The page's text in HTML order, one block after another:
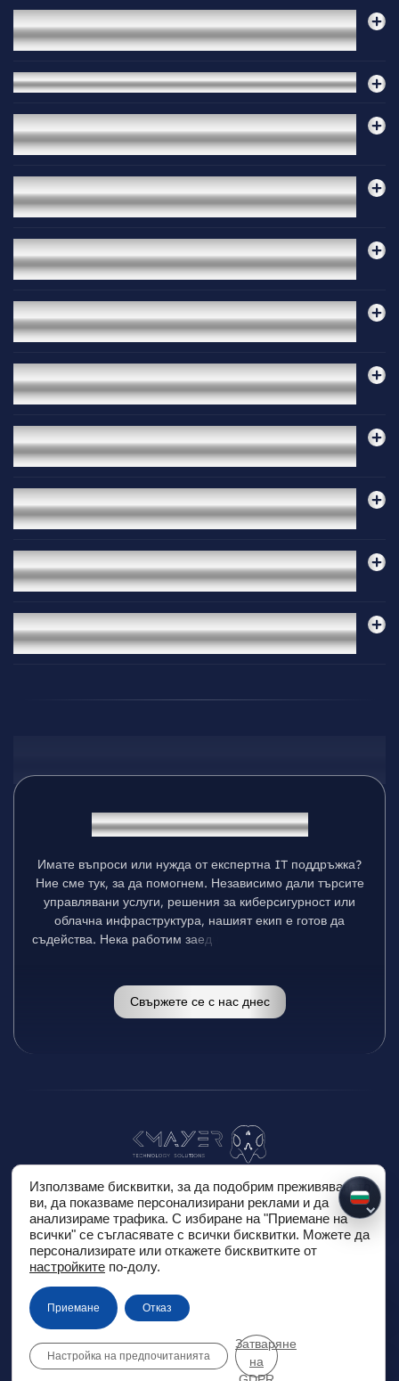
6. Предлагате ли IT решения, съобразени с
конкретни бизнес нужди?
7. Какви IT услуги предлагате за бизнеса?
8. Защо моят бизнес трябва да използва
професионален доставчик на IT услуги?
9. Как IT услугите могат да подобрят ефективността
на моя бизнес?
10. Можете ли да предоставяте IT услуги както на
малки компании, така и на големи предприятия?
11. Мрежата на моята организация работи бавно.
Как могат да помогнат вашите IT услуги?
12. Какво да направя, ако мрежата на моята
организация не работи?
13. Какво да направя, ако нямам достъп до критични
бизнес приложения?
14. Как мога да предотвратя бъдещи IT проблеми в
моя бизнес?
15. Какво се случва, ако моят бизнес претърпи
кибератака или пробив на данни?
16. Какво да направя, ако имейл системата на моя
бизнес не работи правилно?
Контакт
СвържетесесKMayer
Имате въпроси или нужда от експертна IT поддръжка?
Ние сме тук, за да помогнем. Независимо дали търсите
управлявани услуги, решения за киберсигурност или
облачна инфраструктура, нашият екип е готов да
съдейства. Нека работим заед
Свържете се с нас днес
Начало Услуги За нас
Правни документи и политики
Карта на сайта
Контакт
Практики за поверителностИнформация за права за поверителност
KMayer Ltd | Европейски Trade Centre, бизнес район 7-и
километър, 1784 София, България |+31 10 899 8556
Използваме бисквитки, за да подобрим преживяването
ви, да показваме персонализирани реклами и да
анализираме трафика. С избиране на "Приемане на
всички" се съгласявате с всички бисквитки. Можете да
персонализирате или откажете бисквитките от
настройките по-долу.
Приемане Отказ
Настройка на предпочитанията
Затваряне
на
BG